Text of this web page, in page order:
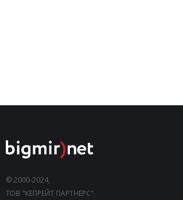
© 2000-2024,
ТОВ "КЕПРЕЙТ ПАРТНЕРС".